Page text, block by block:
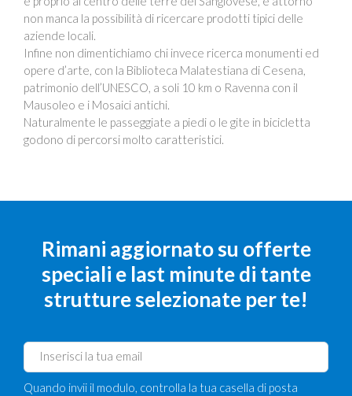
non manca la possibilità di ricercare prodotti tipici delle
aziende locali.
Infine non dimentichiamo chi invece ricerca monumenti ed
opere d’arte, con la Biblioteca Malatestiana di Cesena,
patrimonio dell’UNESCO, a soli 10 km o Ravenna con il
Mausoleo e i Mosaici antichi.
Naturalmente le passeggiate a piedi o le gite in bicicletta
godono di percorsi molto caratteristici.
Rimani aggiornato su offerte
speciali e last minute di tante
strutture selezionate per te!
Quando invii il modulo, controlla la tua casella di posta